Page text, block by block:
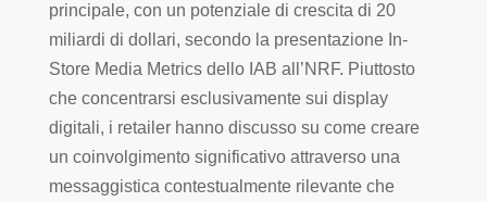
principale, con un potenziale di crescita di 20
miliardi di dollari, secondo la presentazione In-
Store Media Metrics dello IAB all’NRF. Piuttosto
che concentrarsi esclusivamente sui display
digitali, i retailer hanno discusso su come creare
un coinvolgimento significativo attraverso una
messaggistica contestualmente rilevante che